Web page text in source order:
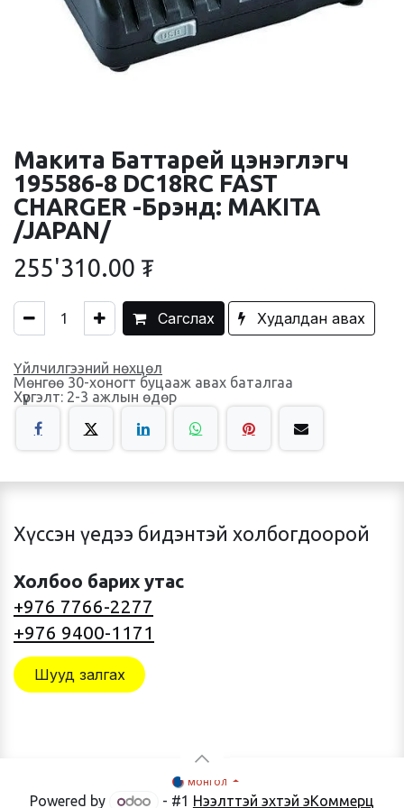
Макита Баттарей цэнэглэгч
195586-8 DC18RC FAST
CHARGER -Брэнд: MAKITA
/JAPAN/
255'310.00 ₮
Сагслах Худалдан авах
Үйлчилгээний нөхцөл
Мөнгөө 30-хоногт буцааж авах баталгаа
Хүргэлт: 2-3 ажлын өдөр
Хүссэн үедээ бидэнтэй холбогдоорой
Холбоо барих утас
+976 7766-2277
+976 9400-1171
Шууд залгах
монгол
Powered by - #1 Нээлттэй эхтэй эКоммерц